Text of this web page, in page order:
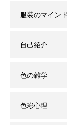
服装のマインド
自己紹介
色の雑学
色彩心理